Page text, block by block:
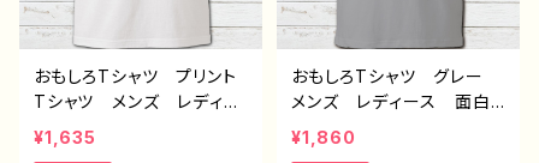
夜ゆう C-3
な 作：白夜ゆう C-3
おもしろTシャツ プリント
Tシャツ メンズ レディー
ス 面白Tシャツ イラス
ト ゆるかわ 可愛い モ
¥1,635
おもしろTシャツ グレー
メンズ レディース 面白T
シャツ かわいい おしゃ
れ 個性的 おすすめ 半
¥1,860